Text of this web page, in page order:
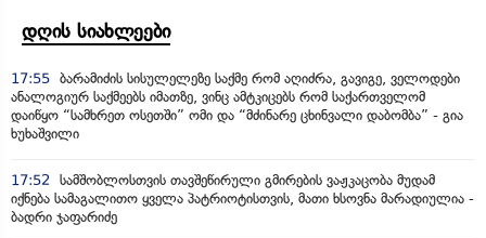
დღის სიახლეები
17:55 ბარამიძის სისულელეზე საქმე რომ აღიძრა, გავიგე, ველოდები
ანალოგიურ საქმეებს იმათზე, ვინც ამტკიცებს რომ საქართველომ
დაიწყო “სამხრეთ ოსეთში” ომი და “მძინარე ცხინვალი დაბომბა” - გია
ხუხაშვილი
17:52
სამშობლოსთვის თავშეწირული გმირების ვაჟკაცობა მუდამ
იქნება სამაგალითო ყველა პატრიოტისთვის, მათი ხსოვნა მარადიულია -
ბადრი ჯაფარიძე